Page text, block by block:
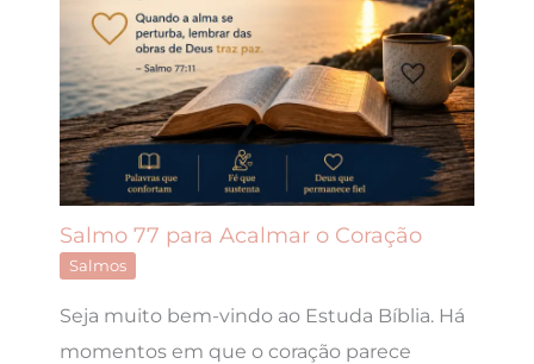
Salmo 77 para Acalmar o Coração
Salmos
Seja muito bem-vindo ao Estuda Bíblia. Há
momentos em que o coração parece